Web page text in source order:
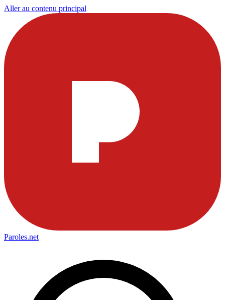
Aller au contenu principal
Paroles.net